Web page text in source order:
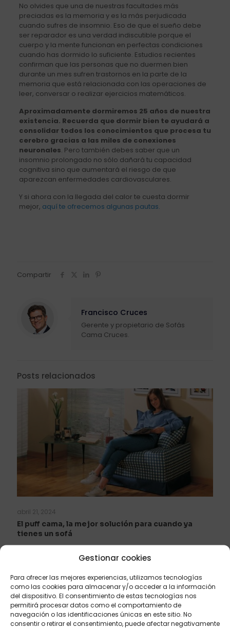
Gestionar cookies
Para ofrecer las mejores experiencias, utilizamos tecnologías
como las cookies para almacenar y/o acceder a la información
del dispositivo. El consentimiento de estas tecnologías nos
permitirá procesar datos como el comportamiento de
navegación o las identificaciones únicas en este sitio. No
consentir o retirar el consentimiento, puede afectar negativamente
No olvides que una de nuestras facultades más
preciadas es la memoria y es la más perjudicada
cuando sufres de insomnio. Eso de que el sueño debe
ser reparador es una verdad indiscutible porque el
cuerpo y la mente funcionan en perfectas condiciones
cuando has dormido lo suficiente. Estudios recientes
confirman que las personas que no duermen bien
durante un mes sufren trastornos en la parte de la
memoria que está relacionada con las operaciones de
leer, conversar o realizar ejercicios matemáticos.
Aproximadamente dormiremos 25 años de nuestra
existencia. Recuerda que dormir bien te ayudará a
consolidar todos los conocimientos que procesa tu
cerebro gracias a las miles de conexiones
neuronales. Pero también debes saber que un
insomnio prolongado no sólo dañará tu capacidad
cognitiva sino que aumentará el riesgo de que
aparezcan enfermedades cardiovasculares.
Y si ahora con la llegada del calor te cuesta dormir
mejor, aquí te ofrecemos algunas pautas.
Compartir
Francisco Cruces
Gerente y propietario de Sofás
Cama Cruces.
Posts relacionados
abril 21, 2024
El puff cama, la mejor solución para cuando ya
tienes un sofá